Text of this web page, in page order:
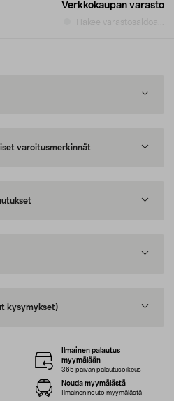
Verkkokaupan varasto
Hakee varastosaldoa...
varoitusmerkinnät
kysymykset)
Ilmainen palautus
myymälään
365 päivän palautusoikeus
Nouda myymälästä
Ilmainen nouto myymälästä